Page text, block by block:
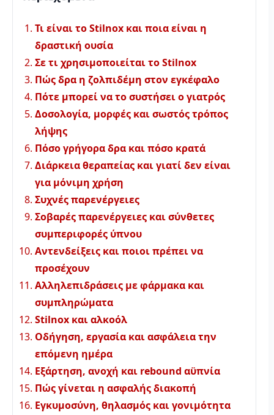
Τι είναι το Stilnox και ποια είναι η
δραστική ουσία
Σε τι χρησιμοποιείται το Stilnox
Πώς δρα η ζολπιδέμη στον εγκέφαλο
Πότε μπορεί να το συστήσει ο γιατρός
Δοσολογία, μορφές και σωστός τρόπος
λήψης
Πόσο γρήγορα δρα και πόσο κρατά
Διάρκεια θεραπείας και γιατί δεν είναι
για μόνιμη χρήση
Συχνές παρενέργειες
Σοβαρές παρενέργειες και σύνθετες
συμπεριφορές ύπνου
Αντενδείξεις και ποιοι πρέπει να
προσέχουν
Αλληλεπιδράσεις με φάρμακα και
συμπληρώματα
Stilnox και αλκοόλ
Οδήγηση, εργασία και ασφάλεια την
επόμενη ημέρα
Εξάρτηση, ανοχή και rebound αϋπνία
Πώς γίνεται η ασφαλής διακοπή
Εγκυμοσύνη, θηλασμός και γονιμότητα